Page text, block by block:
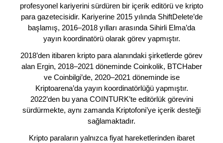
profesyonel kariyerini sürdüren bir içerik editörü ve kripto
para gazetecisidir. Kariyerine 2015 yılında ShiftDelete’de
başlamış, 2016–2018 yılları arasında Sihirli Elma’da
yayın koordinatörü olarak görev yapmıştır.
2018’den itibaren kripto para alanındaki şirketlerde görev
alan Ergin, 2018–2021 döneminde Coinkolik, BTCHaber
ve Coinbilgi’de, 2020–2021 döneminde ise
Kriptoarena’da yayın koordinatörlüğü yapmıştır.
2022’den bu yana COINTURK’te editörlük görevini
sürdürmekte, aynı zamanda Kriptofoni’ye içerik desteği
sağlamaktadır.
Kripto paraların yalnızca fiyat hareketlerinden ibaret